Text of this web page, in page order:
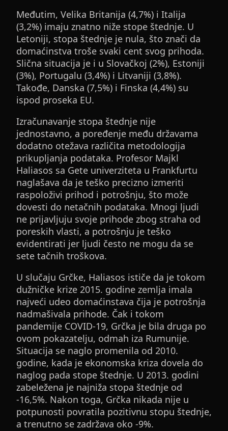
Međutim, Velika Britanija (4,7%) i Italija
(3,2%) imaju znatno niže stope štednje. U
Letoniji, stopa štednje je nula, što znači da
domaćinstva troše svaki cent svog prihoda.
Slična situacija je i u Slovačkoj (2%), Estoniji
(3%), Portugalu (3,4%) i Litvaniji (3,8%).
Takođe, Danska (7,5%) i Finska (4,4%) su
ispod proseka EU.
Izračunavanje stopa štednje nije
jednostavno, a poređenje među državama
dodatno otežava različita metodologija
prikupljanja podataka. Profesor Majkl
Haliasos sa Gete univerziteta u Frankfurtu
naglašava da je teško precizno izmeriti
raspoloživi prihod i potrošnju, što može
dovesti do netačnih podataka. Mnogi ljudi
ne prijavljuju svoje prihode zbog straha od
poreskih vlasti, a potrošnju je teško
evidentirati jer ljudi često ne mogu da se
sete tačnih troškova.
U slučaju Grčke, Haliasos ističe da je tokom
dužničke krize 2015. godine zemlja imala
najveći udeo domaćinstava čija je potrošnja
nadmašivala prihode. Čak i tokom
pandemije COVID-19, Grčka je bila druga po
ovom pokazatelju, odmah iza Rumunije.
Situacija se naglo promenila od 2010.
godine, kada je ekonomska kriza dovela do
naglog pada stope štednje. U 2013. godini
zabeležena je najniža stopa štednje od
-16,5%. Nakon toga, Grčka nikada nije u
potpunosti povratila pozitivnu stopu štednje,
a trenutno se zadržava oko -9%.